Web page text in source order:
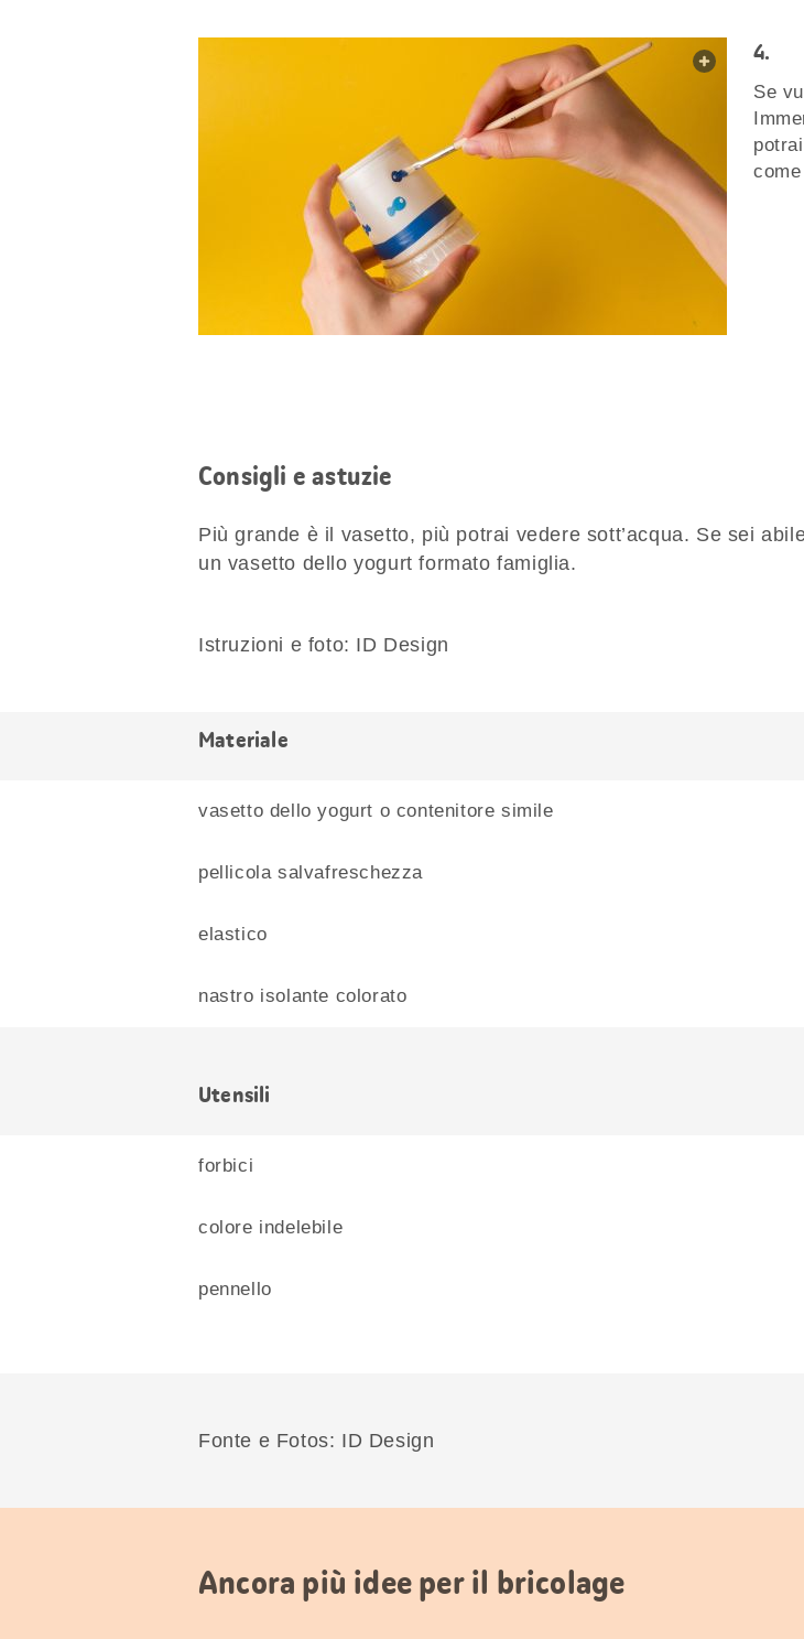
Se
Consigli e astuzie
Più grande è il vasetto, più potrai vedere sott’acqua. Se sei
un vasetto dello yogurt formato famiglia.
Istruzioni e foto: ID Design
Materiale
vasetto dello yogurt o contenitore simile
pellicola salvafreschezza
elastico
nastro isolante colorato
Utensili
forbici
colore indelebile
pennello
Fonte e Fotos: ID Design
Ancora più idee per il bricolage